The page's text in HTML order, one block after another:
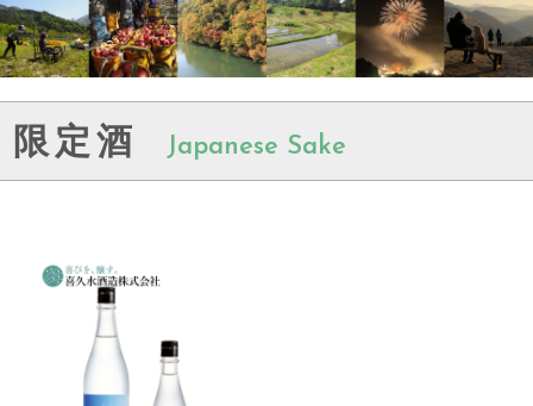
限定酒 Japanese Sake